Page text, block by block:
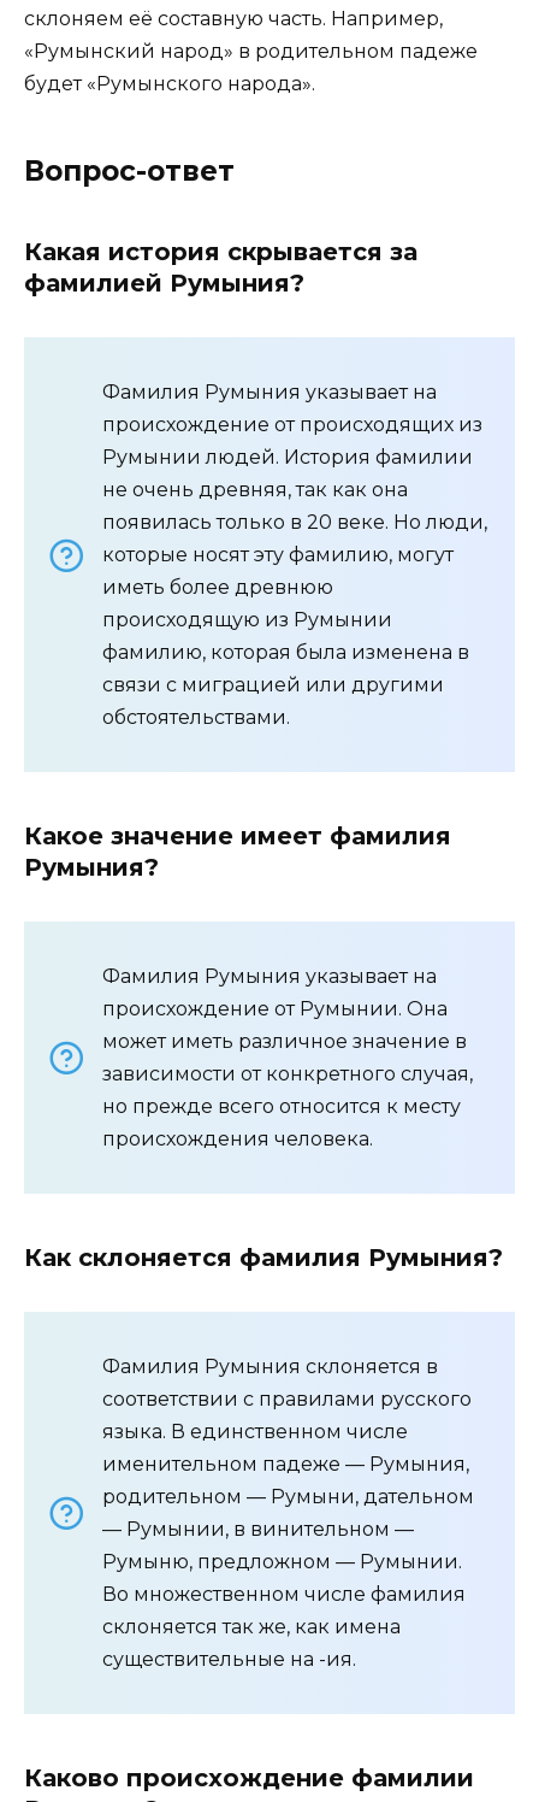
склоняем её составную часть. Например,
«Румынский народ» в родительном падеже
будет «Румынского народа».
Вопрос-ответ
Какая история скрывается за
фамилией Румыния?
Фамилия Румыния указывает на
происхождение от происходящих из
Румынии людей. История фамилии
не очень древняя, так как она
появилась только в 20 веке. Но люди,
которые носят эту фамилию, могут
иметь более древнюю
происходящую из Румынии
фамилию, которая была изменена в
связи с миграцией или другими
обстоятельствами.
Какое значение имеет фамилия
Румыния?
Фамилия Румыния указывает на
происхождение от Румынии. Она
может иметь различное значение в
зависимости от конкретного случая,
но прежде всего относится к месту
происхождения человека.
Как склоняется фамилия Румыния?
Фамилия Румыния склоняется в
соответствии с правилами русского
языка. В единственном числе
именительном падеже — Румыния,
родительном — Румыни, дательном
— Румынии, в винительном —
Румыню, предложном — Румынии.
Во множественном числе фамилия
склоняется так же, как имена
существительные на -ия.
Каково происхождение фамилии